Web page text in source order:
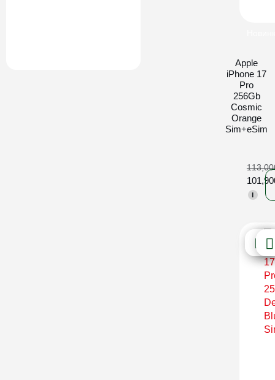
Apple
iPhone 17
Pro
256Gb
Cosmic
Orange
Sim+eSim
i